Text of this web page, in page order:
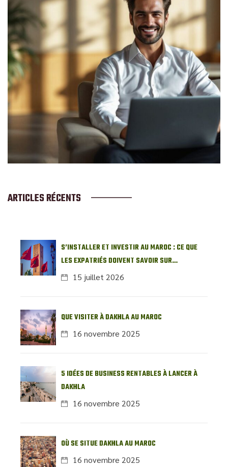
ARTICLES RÉCENTS
S’INSTALLER ET INVESTIR AU MAROC : CE QUE
LES EXPATRIÉS DOIVENT SAVOIR SUR
L’IMMOBILIER LOCAL
15 juillet 2026
QUE VISITER À DAKHLA AU MAROC
16 novembre 2025
5 IDÉES DE BUSINESS RENTABLES À LANCER À
DAKHLA
16 novembre 2025
OÙ SE SITUE DAKHLA AU MAROC
16 novembre 2025